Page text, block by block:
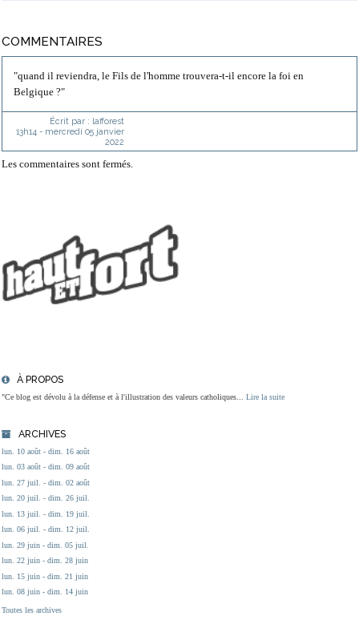
À PROPOS
"Ce blog est dévolu à la défense et à l'illustration des valeurs catholiques... Lire la suite
ARCHIVES
lun. 10 août - dim. 16 août
lun. 03 août - dim. 09 août
lun. 27 juil. - dim. 02 août
lun. 20 juil. - dim. 26 juil.
lun. 13 juil. - dim. 19 juil.
lun. 06 juil. - dim. 12 juil.
lun. 29 juin - dim. 05 juil.
lun. 22 juin - dim. 28 juin
lun. 15 juin - dim. 21 juin
lun. 08 juin - dim. 14 juin
Toutes les archives
COMMENTAIRES
"quand il reviendra, le Fils de l'homme trouvera-t-il encore la foi en
Belgique ?"
Écrit par : lafforest
13h14 - mercredi 05 janvier
2022
Les commentaires sont fermés.